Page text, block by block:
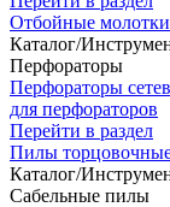
Отбойные молотки
Каталог/
Перфораторы
Перфораторы
для перфораторов
Перейти в раздел
Пилы
Каталог/
Сабельные пилы